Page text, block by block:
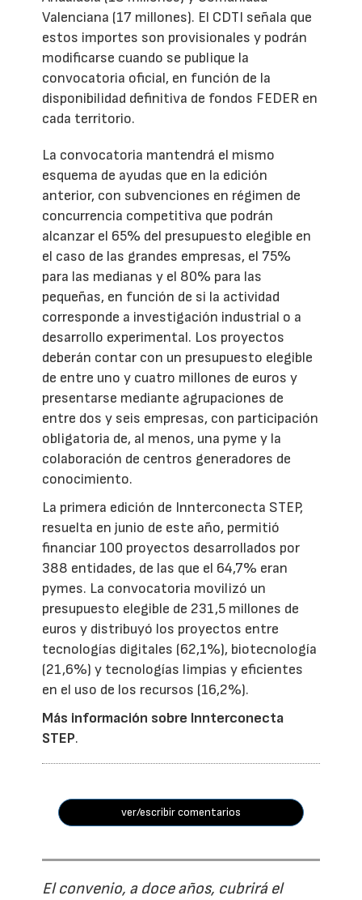
Valenciana (17 millones). El CDTI señala que
estos importes son provisionales y podrán
modificarse cuando se publique la
convocatoria oficial, en función de la
disponibilidad definitiva de fondos FEDER en
cada territorio.
La convocatoria mantendrá el mismo
esquema de ayudas que en la edición
anterior, con subvenciones en régimen de
concurrencia competitiva que podrán
alcanzar el 65% del presupuesto elegible en
el caso de las grandes empresas, el 75%
para las medianas y el 80% para las
pequeñas, en función de si la actividad
corresponde a investigación industrial o a
desarrollo experimental. Los proyectos
deberán contar con un presupuesto elegible
de entre uno y cuatro millones de euros y
presentarse mediante agrupaciones de
entre dos y seis empresas, con participación
obligatoria de, al menos, una pyme y la
colaboración de centros generadores de
conocimiento.
La primera edición de Innterconecta STEP,
resuelta en junio de este año, permitió
financiar 100 proyectos desarrollados por
388 entidades, de las que el 64,7% eran
pymes. La convocatoria movilizó un
presupuesto elegible de 231,5 millones de
euros y distribuyó los proyectos entre
tecnologías digitales (62,1%), biotecnología
(21,6%) y tecnologías limpias y eficientes
en el uso de los recursos (16,2%).
Más información sobre Innterconecta
STEP.
ver/escribir comentarios
El convenio, a doce años, cubrirá el